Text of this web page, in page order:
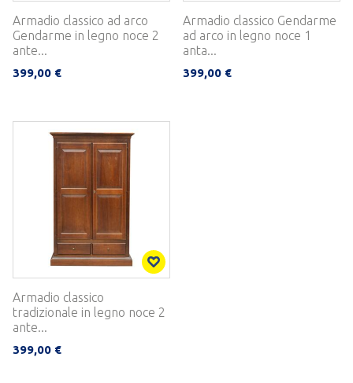
Armadio classico ad arco
Gendarme in legno noce 2
ante...
399,00 €
Armadio classico Gendarme
ad arco in legno noce 1
anta...
399,00 €
Armadio classico
tradizionale in legno noce 2
ante...
399,00 €